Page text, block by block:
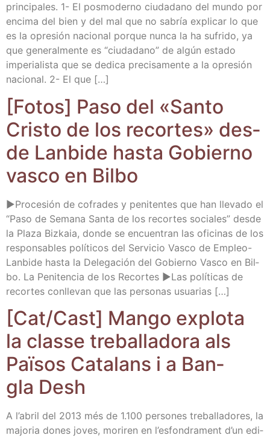
prin­ci­pa­les. 1- El pos­mo­derno ciu­da­dano del mun­do por
enci­ma del bien y del mal que no sabría expli­car lo que
es la opre­sión nacio­nal por­que nun­ca la ha sufri­do, ya
que gene­ral­men­te es “ciu­da­dano” de algún esta­do
impe­ria­lis­ta que se dedi­ca pre­ci­sa­men­te a la opre­sión
nacio­nal. 2- El que […]
[Fotos] Paso del «San­to
Cris­to de los recor­tes» des­
de Lan­bi­de has­ta Gobierno
vas­co en Bilbo
►Pro­ce­sión de cofra­des y peni­ten­tes que han lle­va­do el
“Paso de Sema­na San­ta de los recor­tes socia­les” des­de
la Pla­za Biz­kaia, don­de se encuen­tran las ofi­ci­nas de los
res­pon­sa­bles polí­ti­cos del Ser­vi­cio Vas­co de Empleo-
Lan­­bi­­de has­ta la Dele­ga­ción del Gobierno Vas­co en Bil­
bo. La Peni­ten­cia de los Recor­tes ►Las polí­ti­cas de
recor­tes con­lle­van que las per­so­nas usuarias […]
[Cat/​Cast] Man­go explo­ta
la clas­se tre­ba­lla­do­ra als
Paï­sos Cata­lans i a Ban­
gla Desh
A l’a­bril del 2013 més de 1.100 per­so­nes tre­ba­lla­do­res, la
majo­ria dones joves, mori­ren en l’es­fon­dra­ment d’un edi­